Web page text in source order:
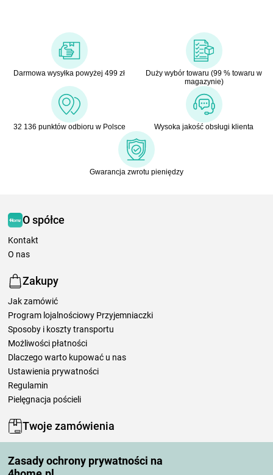
Zasady ochrony prywatności na
Darmowa wysyłka powyżej 499 zł
Duży wybór towaru (99 % towaru w
magazynie)
32 136 punktów odbioru w Polsce Wysoka jakość obsługi klienta
Gwarancja zwrotu pieniędzy
O spółce
Kontakt
O nas
Zakupy
Jak zamówić
Program lojalnościowy Przyjemniaczki
Sposoby i koszty transportu
Możliwości płatności
Dlaczego warto kupować u nas
Ustawienia prywatności
Regulamin
Pielęgnacja pościeli
Twoje zamówienia
Moje zamówienia